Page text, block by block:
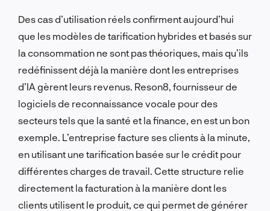
Des cas d’utilisation réels confirment aujourd’hui
que les modèles de tarification hybrides et basés sur
la consommation ne sont pas théoriques, mais qu’ils
redéfinissent déjà la manière dont les entreprises
d’IA gèrent leurs revenus. Reson8, fournisseur de
logiciels de reconnaissance vocale pour des
secteurs tels que la santé et la finance, en est un bon
exemple. L’entreprise facture ses clients à la minute,
en utilisant une tarification basée sur le crédit pour
différentes charges de travail. Cette structure relie
directement la facturation à la manière dont les
clients utilisent le produit, ce qui permet de générer